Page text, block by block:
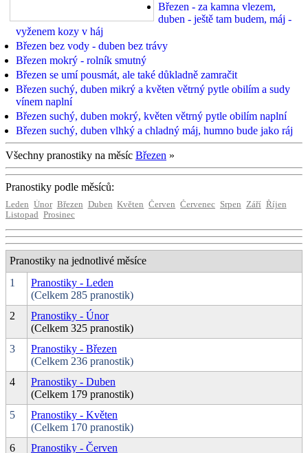
Březen - za kamna vlezem,
duben - ještě tam budem, máj -
vyženem kozy v háj
Březen bez vody - duben bez trávy
Březen mokrý - rolník smutný
Březen se umí pousmát, ale také důkladně zamračit
Březen suchý, duben mikrý a květen větrný pytle obilím a sudy
vínem naplní
Březen suchý, duben mokrý, květen větrný pytle obilím naplní
Březen suchý, duben vlhký a chladný máj, humno bude jako ráj
Všechny pranostiky na měsíc Březen »
Pranostiky podle měsíců:
Leden Únor Březen Duben Květen Červen Červenec Srpen Září Říjen
Listopad Prosinec
Pranostiky na jednotlivé měsíce
1
Pranostiky - Leden
(Celkem 285 pranostik)
2
Pranostiky - Únor
(Celkem 325 pranostik)
3
Pranostiky - Březen
(Celkem 236 pranostik)
4
Pranostiky - Duben
(Celkem 179 pranostik)
5
Pranostiky - Květen
(Celkem 170 pranostik)
6
Pranostiky - Červen